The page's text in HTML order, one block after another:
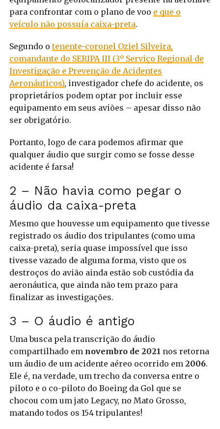
para confrontar com o plano de voo e que o
veículo não possuía caixa-preta.
Segundo otenente-coronel Oziel Silveira,
comandante do SERIPA III (3º Serviço Regional de
Investigação e Prevenção de Acidentes
Aeronáuticos), investigador chefe do acidente, os
proprietários podem optar por incluir esse
equipamento em seus aviões – apesar disso não
ser obrigatório.
Portanto, logo de cara podemos afirmar que
qualquer áudio que surgir como se fosse desse
acidente é farsa!
2 – Não havia como pegar o
áudio da caixa-preta
Mesmo que houvesse um equipamento que tivesse
registrado os áudio dos tripulantes (como uma
caixa-preta), seria quase impossível que isso
tivesse vazado de alguma forma, visto que os
destroços do avião ainda estão sob custódia da
aeronáutica, que ainda não tem prazo para
finalizar as investigações.
3 – O áudio é antigo
Uma busca pela transcrição do áudio
compartilhado em novembro de 2021 nos retorna
um áudio de um acidente aéreo ocorrido em 2006.
Ele é, na verdade, um trecho da conversa entre o
piloto e o co-piloto do Boeing da Gol que se
chocou com um jato Legacy, no Mato Grosso,
matando todos os 154 tripulantes!